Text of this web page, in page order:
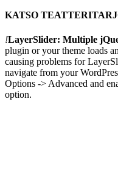
KATSO
!LayerSlider: Multiple
plugin or your theme loads
causing problems for
navigate from your
Options -> Advanced and
option.